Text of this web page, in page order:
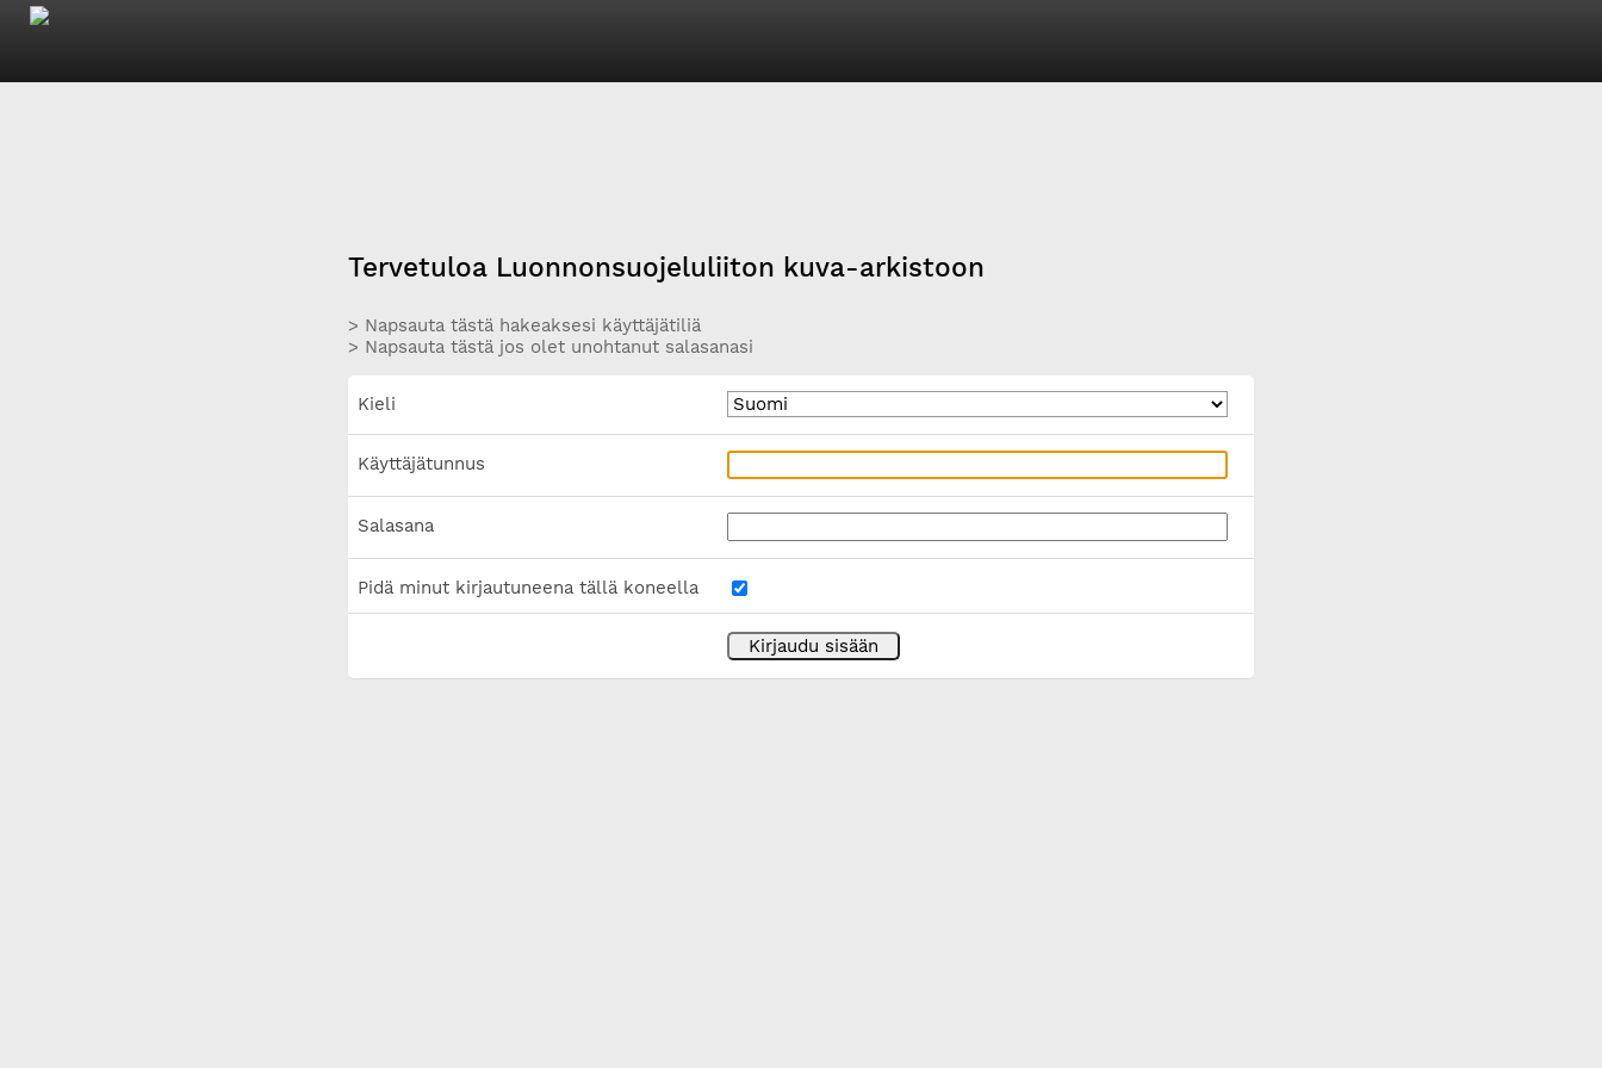
Tervetuloa Luonnonsuojeluliiton kuva-arkistoon
> Napsauta tästä hakeaksesi käyttäjätiliä
> Napsauta tästä jos olet unohtanut salasanasi
Kieli
Käyttäjätunnus
Salasana
Pidä minut kirjautuneena tällä koneella